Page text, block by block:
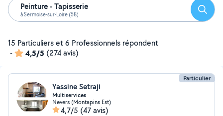
Peinture - Tapisserie
à Sermoise-sur-Loire (58)
15 Particuliers et 6 Professionnels répondent
-
4,5/5 (274 avis)
Particulier
Yassine Setraji
Multiservices
Nevers (Montapins Est)
4,7/5 (47 avis)